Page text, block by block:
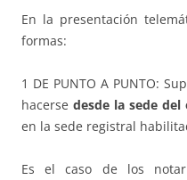
En la presentación
formas:
1 DE PUNTO A PUNTO:
hacerse desde la sede del
en la sede registral
Es el caso de los